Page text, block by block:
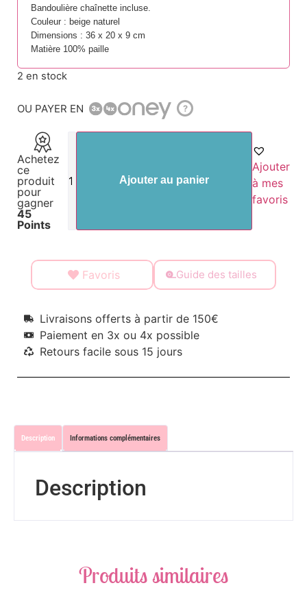
Bandoulière chaînette incluse.
Couleur : beige naturel
Dimensions : 36 x 20 x 9 cm
Matière 100% paille
2 en stock
OU PAYER EN ?
Achetez
ce
produit
pour
gagner
45
Points
Ajouter au panier
Ajouter
à mes
favoris
Favoris Guide des tailles
Livraisons offerts à partir de 150€
Paiement en 3x ou 4x possible
Retours facile sous 15 jours
Description Informations complémentaires
Description
Produits similaires